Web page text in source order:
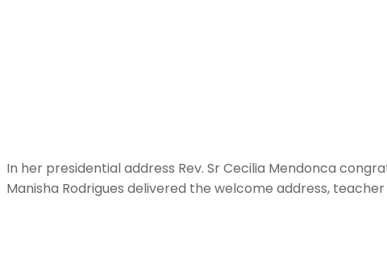
In her presidential address Rev. Sr Cecilia Mendonca
Manisha Rodrigues delivered the welcome address,